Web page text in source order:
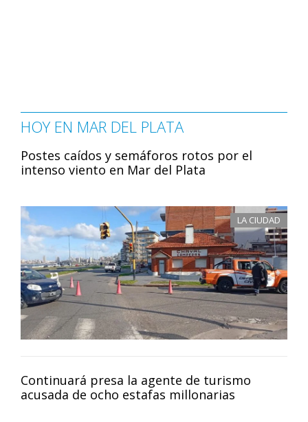
HOY EN MAR DEL PLATA
Postes caídos y semáforos rotos por el
intenso viento en Mar del Plata
LA CIUDAD
Continuará presa la agente de turismo
acusada de ocho estafas millonarias